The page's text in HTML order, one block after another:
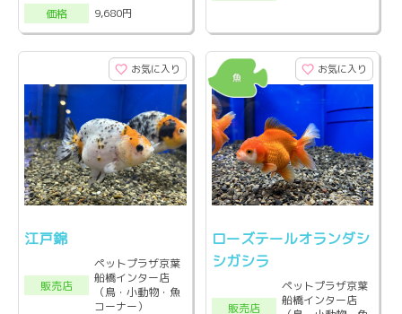
価格
9,680円
お気に入り
江戸錦
販売店
ペットプラザ京葉
船橋インター店
（鳥・小動物・魚
コーナー）
お気に入り
ローズテールオランダシ
シガシラ
販売店
ペットプラザ京葉
船橋インター店